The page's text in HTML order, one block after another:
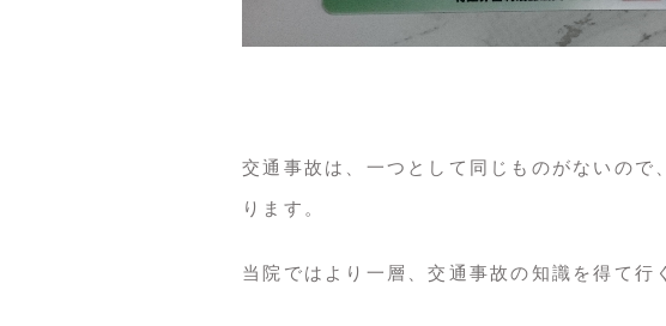
交通事故は、一つとして同じものがないので
ります。
当院ではより一層、交通事故の知識を得て行